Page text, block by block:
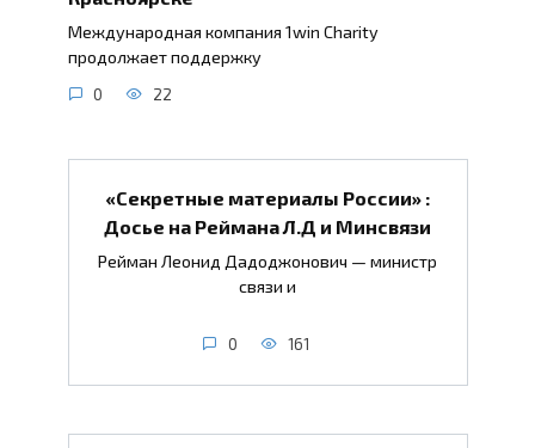
Международная компания 1win Charity
продолжает поддержку
0 22
«Секретные материалы России» :
Досье на Реймана Л.Д и Минсвязи
Рейман Леонид Дадоджонович — министр
связи и
0 161